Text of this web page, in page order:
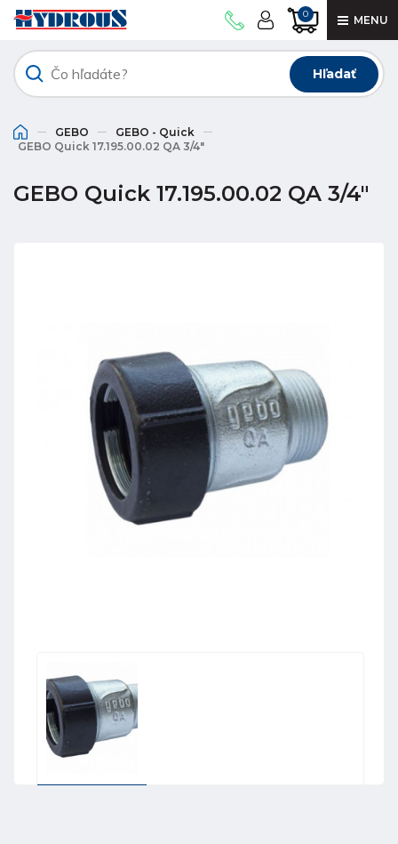
0 MENU
Hľadať
GEBO
GEBO - Quick
GEBO Quick 17.195.00.02 QA 3/4"
GEBO Quick 17.195.00.02 QA 3/4"